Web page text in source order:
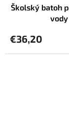
Školský batoh
€36,20